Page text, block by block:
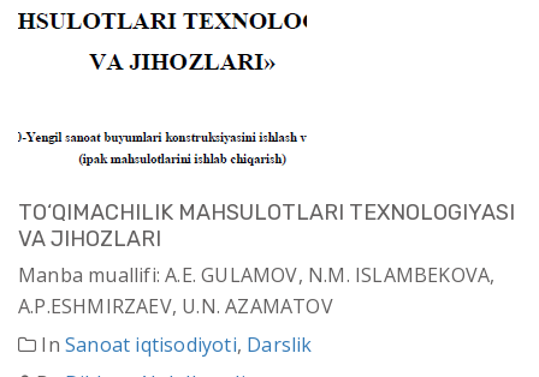
TO‘QIMACHILIK MAHSULOTLARI TEXNOLOGIYASI
VA JIHOZLARI
Manba muallifi: A.E. GULAMOV, N.M. ISLAMBEKOVA,
A.P.ESHMIRZAEV, U.N. AZAMATOV
InSanoat iqtisodiyoti, Darslik